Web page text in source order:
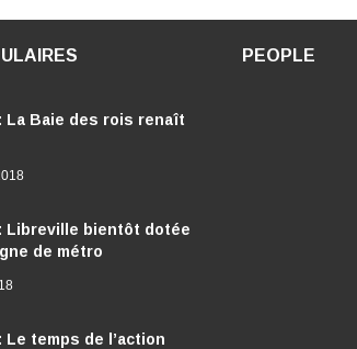
La Baie des rois renaît
Libreville bientôt dotée
de métro
Le temps de l’action
PEOPLE